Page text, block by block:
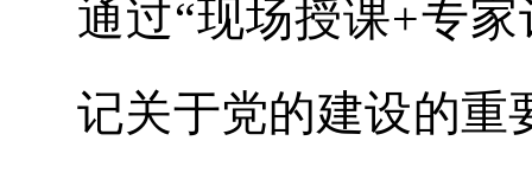
通过“现场授课+专
记关于党的建设的重